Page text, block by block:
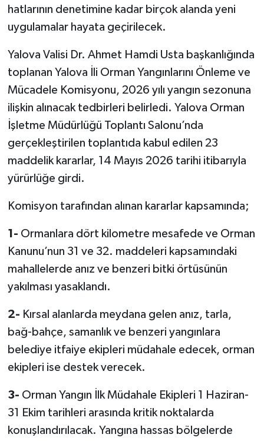
hatlarının denetimine kadar birçok alanda yeni
uygulamalar hayata geçirilecek.
Yalova Valisi Dr. Ahmet Hamdi Usta başkanlığında
toplanan Yalova İli Orman Yangınlarını Önleme ve
Mücadele Komisyonu, 2026 yılı yangın sezonuna
ilişkin alınacak tedbirleri belirledi. Yalova Orman
İşletme Müdürlüğü Toplantı Salonu’nda
gerçekleştirilen toplantıda kabul edilen 23
maddelik kararlar, 14 Mayıs 2026 tarihi itibarıyla
yürürlüğe girdi.
Komisyon tarafından alınan kararlar kapsamında;
1- Ormanlara dört kilometre mesafede ve Orman
Kanunu’nun 31 ve 32. maddeleri kapsamındaki
mahallelerde anız ve benzeri bitki örtüsünün
yakılması yasaklandı.
2- Kırsal alanlarda meydana gelen anız, tarla,
bağ-bahçe, samanlık ve benzeri yangınlara
belediye itfaiye ekipleri müdahale edecek, orman
ekipleri ise destek verecek.
3- Orman Yangın İlk Müdahale Ekipleri 1 Haziran-
31 Ekim tarihleri arasında kritik noktalarda
konuşlandırılacak. Yangına hassas bölgelerde